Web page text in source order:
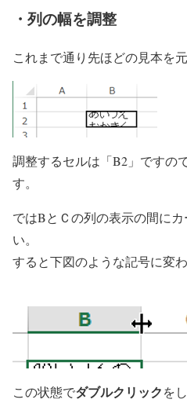
・列の幅を調整
これまで通り先ほどの見本を
調整するセルは「B2」ですの
す。
ではBとＣの列の表示の間に
い。
すると下図のような記号に変わ
この状態でダブルクリックを